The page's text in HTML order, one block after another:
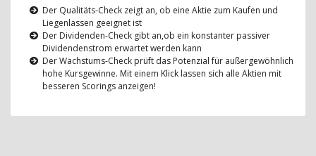
Der Qualitäts-Check zeigt an, ob eine Aktie zum Kaufen und
Liegenlassen geeignet ist
Der Dividenden-Check gibt an,ob ein konstanter passiver
Dividendenstrom erwartet werden kann
Der Wachstums-Check prüft das Potenzial für außergewöhnlich
hohe Kursgewinne. Mit einem Klick lassen sich alle Aktien mit
besseren Scorings anzeigen!